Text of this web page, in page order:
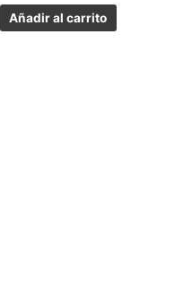
Añadir al carrito